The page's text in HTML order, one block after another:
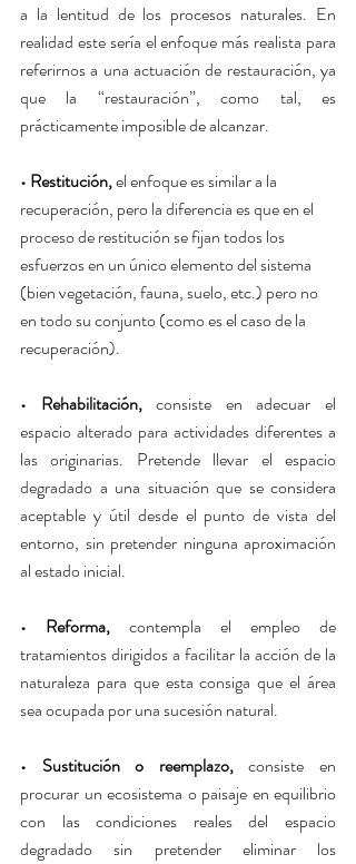
a la lentitud de los procesos naturales. En
realidad este sería el enfoque más realista para
referirnos a una actuación de restauración, ya
que la “restauración”, como tal, es
prácticamente imposible de alcanzar.
• Restitución, el enfoque es similar a la
recuperación, pero la diferencia es que en el
proceso de restitución se fijan todos los
esfuerzos en un único elemento del sistema
(bien vegetación, fauna, suelo, etc.) pero no
en todo su conjunto (como es el caso de la
recuperación).
• Rehabilitación, consiste en adecuar el
espacio alterado para actividades diferentes a
las originarias. Pretende llevar el espacio
degradado a una situación que se considera
aceptable y útil desde el punto de vista del
entorno, sin pretender ninguna aproximación
al estado inicial.
• Reforma, contempla el empleo de
tratamientos dirigidos a facilitar la acción de la
naturaleza para que esta consiga que el área
sea ocupada por una sucesión natural.
• Sustitución o reemplazo, consiste en
procurar un ecosistema o paisaje en equilibrio
con las condiciones reales del espacio
degradado sin pretender eliminar los
Your 14 days trial has
expired.
The trial's over, but the show must go
on! 🎬 Upgrade now to keep your web
masterpiece in the spotlight.